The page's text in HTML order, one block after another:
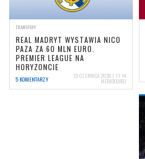
TRANSFERY
REAL MADRYT WYSTAWIA NICO
PAZA ZA 60 MLN EURO.
PREMIER LEAGUE NA
HORYZONCIE
5 KOMENTARZY 19 CZERWCA 2026 | 11:14
NERIOCORSI